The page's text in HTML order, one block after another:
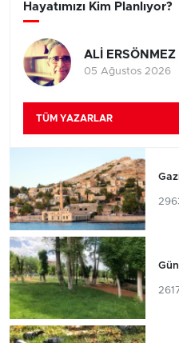
Hayatımızı Kim Planlıyor?
ALİ ERSÖNMEZ
05 Ağustos 2026
TÜM YAZARLAR